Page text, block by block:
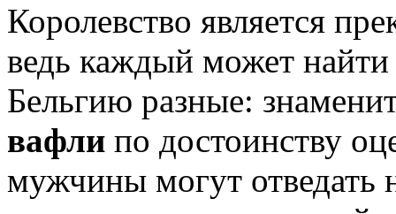
Королевство является
ведь каждый может
Бельгию разные:
вафли по достоинству
мужчины могут отведать